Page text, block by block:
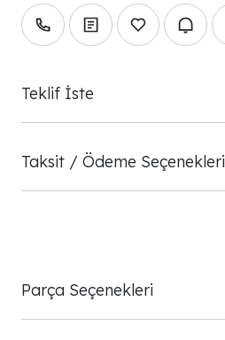
Teklif İste
Taksit / Ödeme Seçenekleri
Parça Seçenekleri